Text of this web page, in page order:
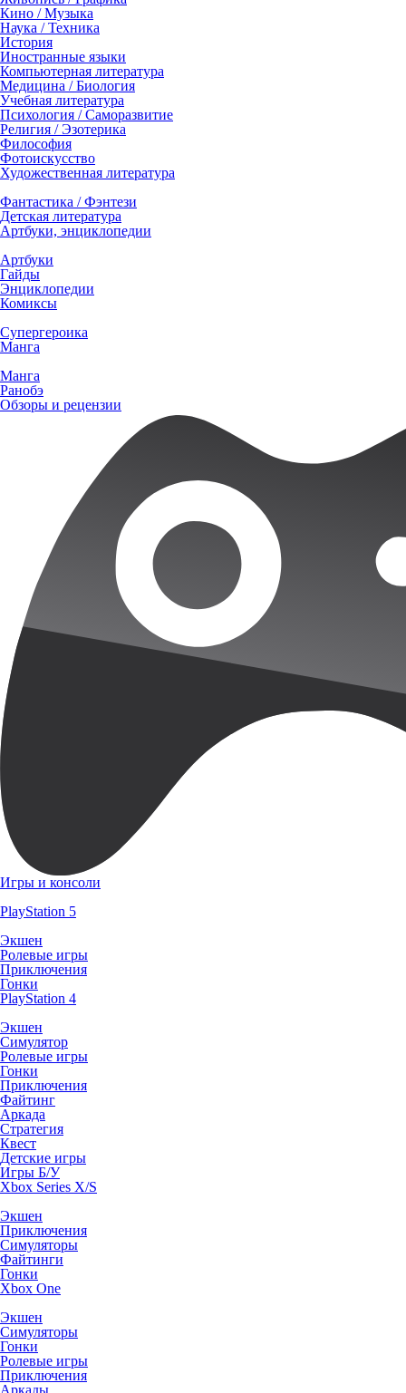
Кино / Музыка
Наука / Техника
История
Иностранные языки
Компьютерная литература
Медицина / Биология
Учебная литература
Психология / Саморазвитие
Религия / Эзотерика
Философия
Фотоискусство
Художественная литература
Фантастика / Фэнтези
Детская литература
Артбуки, энциклопедии
Артбуки
Гайды
Энциклопедии
Комиксы
Супергероика
Манга
Манга
Ранобэ
Обзоры и рецензии
Игры и консоли
PlayStation 5
Экшен
Ролевые игры
Приключения
Гонки
PlayStation 4
Экшен
Симулятор
Ролевые игры
Гонки
Приключения
Файтинг
Аркада
Стратегия
Квест
Детские игры
Игры Б/У
Xbox Series X/S
Экшен
Приключения
Симуляторы
Файтинги
Гонки
Xbox One
Экшен
Симуляторы
Гонки
Ролевые игры
Приключения
Аркады